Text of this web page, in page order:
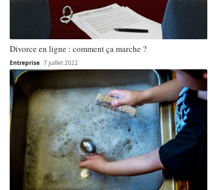
Divorce en ligne : comment ça marche ?
Entreprise 7 juillet 2022